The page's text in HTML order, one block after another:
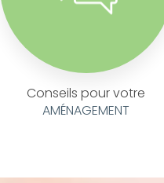
Conseils pour votre
AMÉNAGEMENT